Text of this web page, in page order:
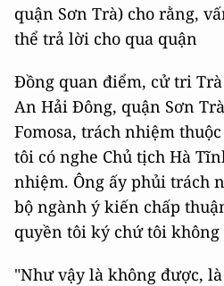
quận Sơn Trà) cho rằng,
thể trả lời cho qua quận
Đồng quan điểm, cử tri
An Hải Đông, quận Sơn
Fomosa, trách nhiệm
tôi có nghe Chủ tịch Hà
nhiệm. Ông ấy phủi trách
bộ ngành ý kiến chấp
quyền tôi ký chứ tôi
"Như vậy là không được,